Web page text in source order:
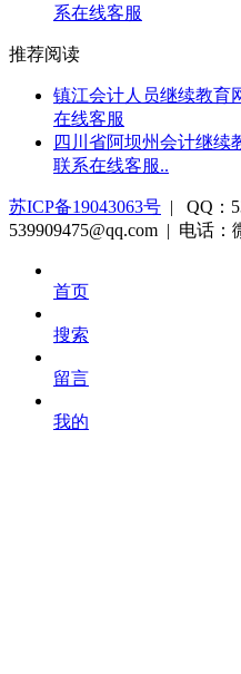
系在线客服
推荐阅读
镇江会计人员继续教育
在线客服
四川省阿坝州会计继续
联系在线客服..
苏ICP备19043063号 | QQ：
539909475@qq.com | 电话：
首页
搜索
留言
我的